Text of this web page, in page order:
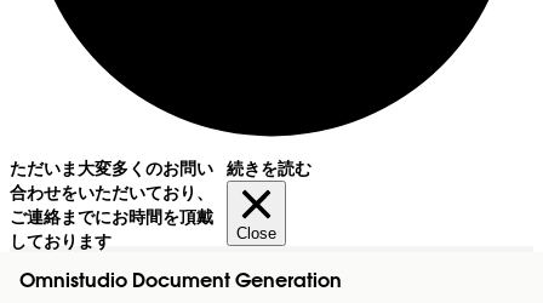
ただいま大変多くのお問い
合わせをいただいており、
ご連絡までにお時間を頂戴
しております
続きを読む
Close
Omnistudio Document Generation